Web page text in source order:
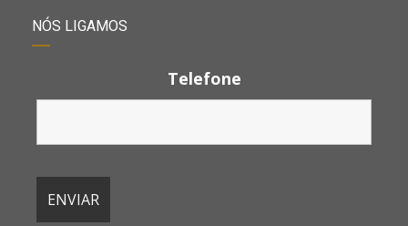
NÓS LIGAMOS
Telefone